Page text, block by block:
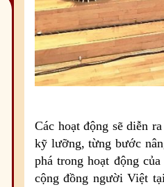
Các hoạt động sẽ diễn
kỹ lưỡng, từng bước
phá trong hoạt động
cộng đồng người Việt